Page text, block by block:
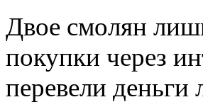
Двое смолян
покупки через
перевели